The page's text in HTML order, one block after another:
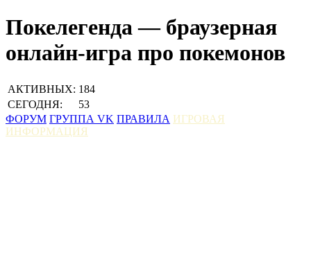
Покелегенда — браузерная
онлайн-игра про покемонов
АКТИВНЫХ: 184
СЕГОДНЯ:
53
ФОРУМ ГРУППА VK ПРАВИЛА ИГРОВАЯ
ИНФОРМАЦИЯ